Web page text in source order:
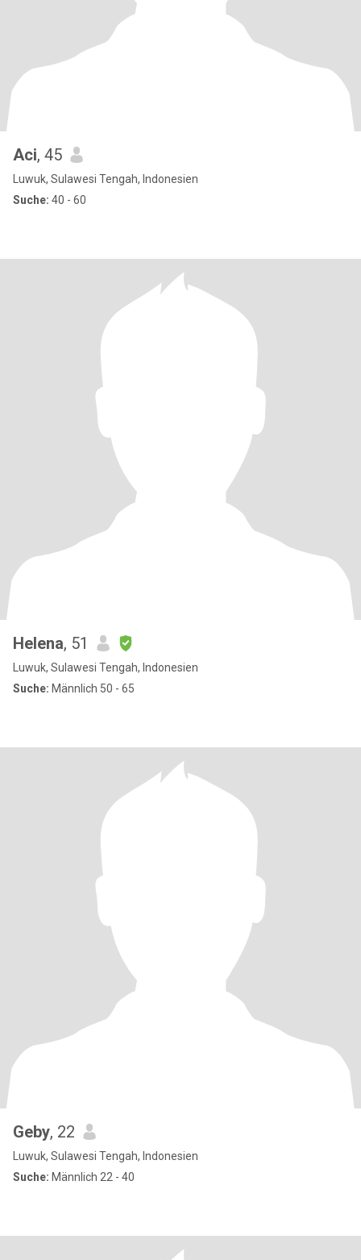
Aci, 45
Luwuk, Sulawesi Tengah, Indonesien
Suche: 40 - 60
Helena, 51
Luwuk, Sulawesi Tengah, Indonesien
Suche: Männlich 50 - 65
Geby, 22
Luwuk, Sulawesi Tengah, Indonesien
Suche: Männlich 22 - 40